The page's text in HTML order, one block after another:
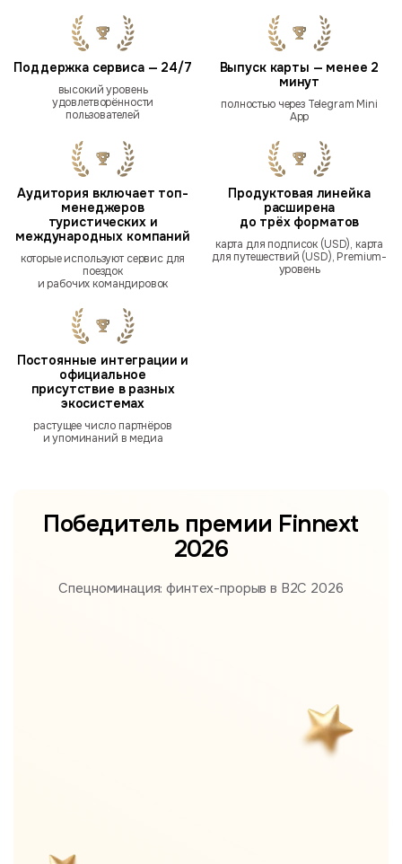
Поддержка сервиса — 24/7
высокий уровень
удовлетворённости
пользователей
Выпуск карты — менее 2
минут
полностью через Telegram Mini
App
Аудитория включает топ-
менеджеров
туристических и
международных компаний
которые используют сервис для
поездок
и рабочих командировок
Продуктовая линейка
расширена
до трёх форматов
карта для подписок (USD), карта
для путешествий (USD), Premium-
уровень
Постоянные интеграции и
официальное
присутствие в разных
экосистемах
растущее число партнёров
и упоминаний в медиа
Победитель премии Finnext
2026
Спецноминация: финтех-прорыв в B2С 2026